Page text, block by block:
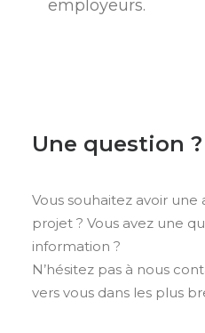
employeurs.
Une question ?
Vous souhaitez avoir
projet ? Vous avez une
information ?
N’hésitez pas à nous
vers vous dans les plus